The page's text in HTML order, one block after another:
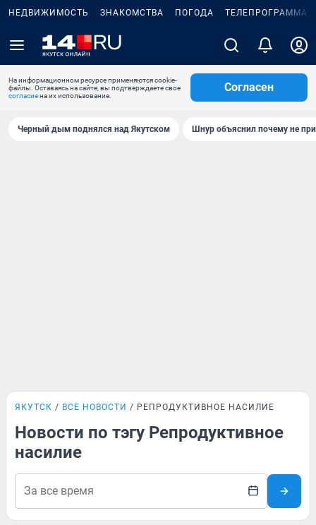
НЕДВИЖИМОСТЬ ЗНАКОМСТВА ПОГОДА ТЕЛЕПРОГРАММА
На информационном ресурсе применяются cookie-
файлы. Оставаясь на сайте, вы подтверждаете свое
согласиена их использование.
Согласен
Черный дым поднялся над Якутском Шнур объяснил почему не
ЯКУТСК ВСЕ НОВОСТИ РЕПРОДУКТИВНОЕ НАСИЛИЕ
Новости по тэгу Репродуктивное
насилие